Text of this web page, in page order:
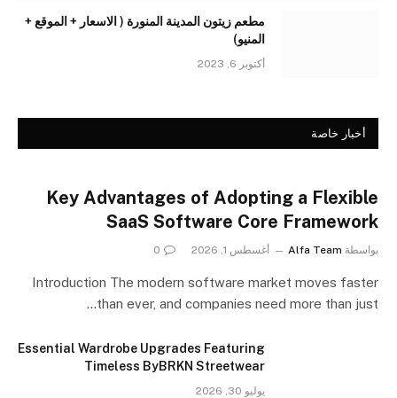
مطعم زيتون المدينة المنورة ( الاسعار + الموقع +
المنيو)
أكتوبر 6, 2023
أخبار خاصة
Key Advantages of Adopting a Flexible
SaaS Software Core Framework
بواسطة Alfa Team أغسطس 1, 2026 0
Introduction The modern software market moves faster
than ever, and companies need more than just…
Essential Wardrobe Upgrades Featuring
Timeless ByBRKN Streetwear
يوليو 30, 2026